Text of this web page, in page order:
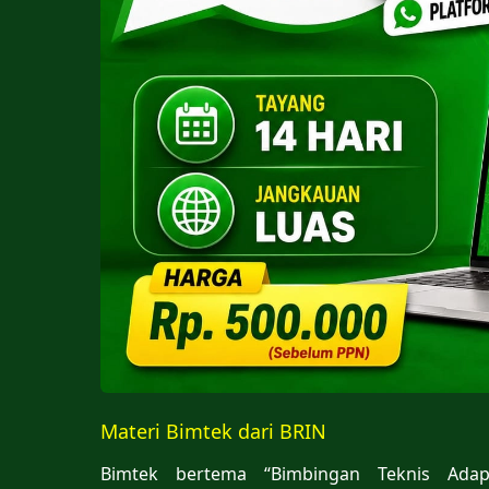
Materi Bimtek dari BRIN
Bimtek bertema “Bimbingan Teknis